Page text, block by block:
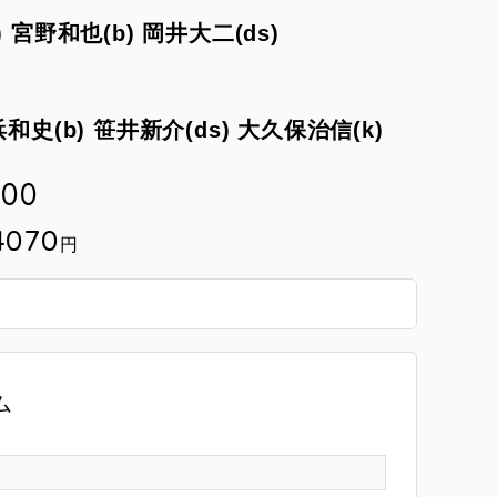
宮野和也(b) 岡井大二(ds)
和史(b)笹井新介(ds) 大久保治信(k)
円